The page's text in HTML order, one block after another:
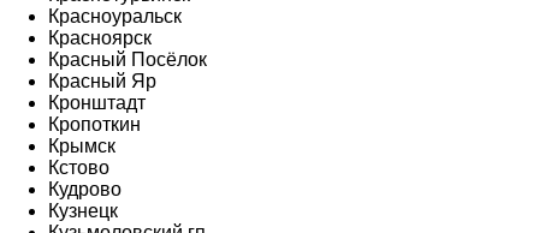
Красноуральск
Красноярск
Красный Посёлок
Красный Яр
Кронштадт
Кропоткин
Крымск
Кстово
Кудрово
Кузнецк